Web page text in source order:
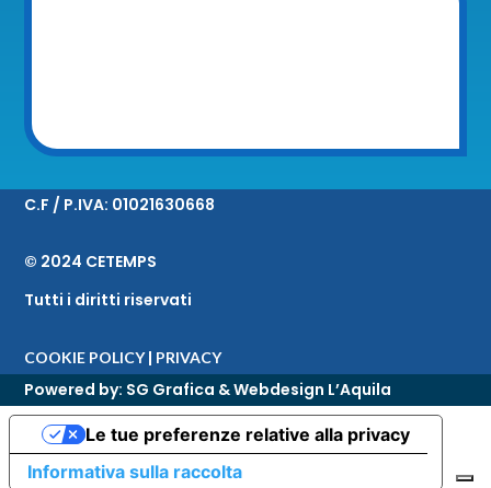
C.F / P.IVA: 01021630668
© 2024 CETEMPS
Tutti i diritti riservati
COOKIE POLICY| PRIVACY
Powered by: SG Grafica & Webdesign L’Aquila
Informativa sulla raccolta
Le tue preferenze relative alla privacy